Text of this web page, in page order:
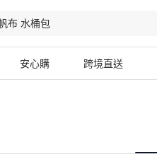
安心購 跨境直送